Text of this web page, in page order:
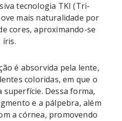
tecnologia TKI (Tri-
mais naturalidade por
cores, aproximando-se
íris.
é absorvida pela lente,
coloridas, em que o
superfície. Dessa forma,
e a pálpebra, além
a córnea, promovendo